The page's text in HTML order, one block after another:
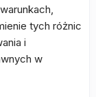
tych różnic
i
w